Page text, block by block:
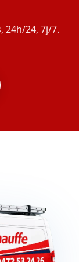
24h/24, 7j/7.